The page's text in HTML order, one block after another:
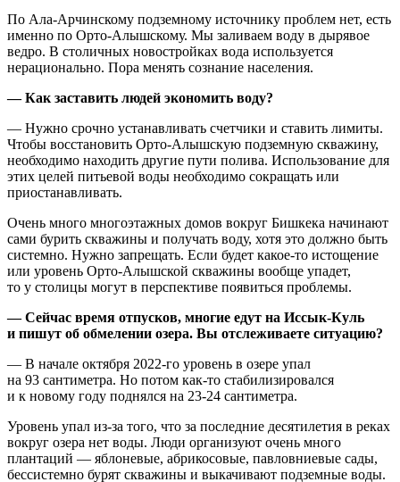
По Ала-Арчинскому подземному источнику проблем нет, есть
именно по Орто-Алышскому. Мы заливаем воду в дырявое
ведро. В столичных новостройках вода используется
нерационально. Пора менять сознание населения.
— Как заставить людей экономить воду?
— Нужно срочно устанавливать счетчики и ставить лимиты.
Чтобы восстановить Орто-Алышскую подземную скважину,
необходимо находить другие пути полива. Использование для
этих целей питьевой воды необходимо сокращать или
приостанавливать.
Очень много многоэтажных домов вокруг Бишкека начинают
сами бурить скважины и получать воду, хотя это должно быть
системно. Нужно запрещать. Если будет какое-то истощение
или уровень Орто-Алышской скважины вообще упадет,
то у столицы могут в перспективе появиться проблемы.
— Сейчас время отпусков, многие едут на Иссык-Куль
и пишут об обмелении озера. Вы отслеживаете ситуацию?
— В начале октября 2022-го уровень в озере упал
на 93 сантиметра. Но потом как-то стабилизировался
и к новому году поднялся на 23-24 сантиметра.
Уровень упал из-за того, что за последние десятилетия в реках
вокруг озера нет воды. Люди организуют очень много
плантаций — яблоневые, абрикосовые, павловниевые сады,
бессистемно бурят скважины и выкачивают подземные воды.